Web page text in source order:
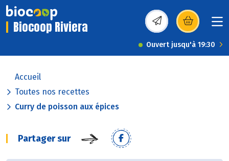
Biocoop Riviera (s’ouvre dans une
Ouvert jusqu'à 19:30
Accueil
Toutes nos recettes
Curry de poisson aux épices
Partager sur